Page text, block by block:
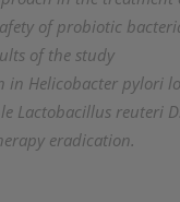
of probiotic
of the study
in Helicobacter pylori
Lactobacillus reuteri
eradication.